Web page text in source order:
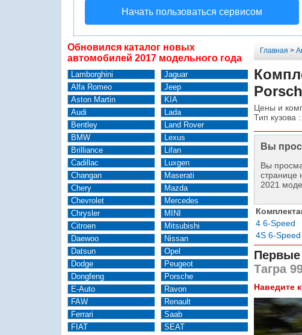
Начать пользоваться сервисом
Обновился каталог новых
автомобилей 2017 модельного года
Lamborghini
Alfa Romeo
Aston Martin
Audi
Bentley
BMW
Brilliance
Cadillac
Changan
Chery
Chevrolet
Chrysler
Citroen
Daewoo
Datsun
Dodge
Dongfeng
E-Auto
FAW
Ferrari
FIAT
Jaguar
Jeep
KIA
Lada
Land Rover
Lexus
Lifan
Luxgen
Maserati
Mazda
Mercedes
MINI
Mitsubishi
Nissan
Opel
Peugeot
Porsche
Ravon
Renault
Saab
SEAT
Главная >
Цены и
Тип кузова :
Вы
Вы
странице
2021
4 6-Speed
4S 6-Speed
Тагра
Наведите